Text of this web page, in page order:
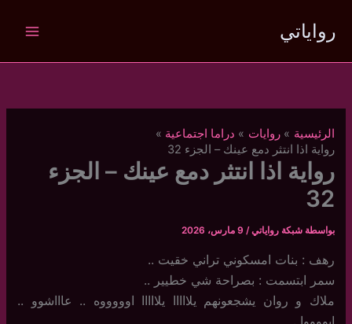
المحتوى
رواياتي
الرئيسية روايات
دراما اجتماعية
رواية اذا انتثر دمع عينك – الجزء 32
رواية اذا انتثر دمع عينك – الجزء
32
بواسطة شبكة رواياتي/ 9 مارس، 2026
رهف : بنات امسكوني تراني خقيت ..
سمر ابتسمت : بصراحة شي خطيير ..
ملاك و روان يشجعونهم يلااااا يلااااا اوووووه .. عاااشوو ..
إيووووا .